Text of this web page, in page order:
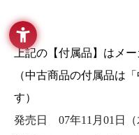
上記の【付属品】はメー
（中古商品の付属品は
す）
発売日
07年11月01日（